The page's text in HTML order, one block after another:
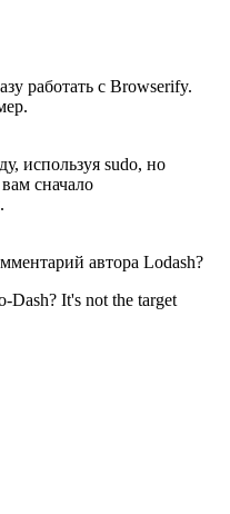
работать с Browserify.
используя sudo, но
сначало
автора Lodash?
It's not the target